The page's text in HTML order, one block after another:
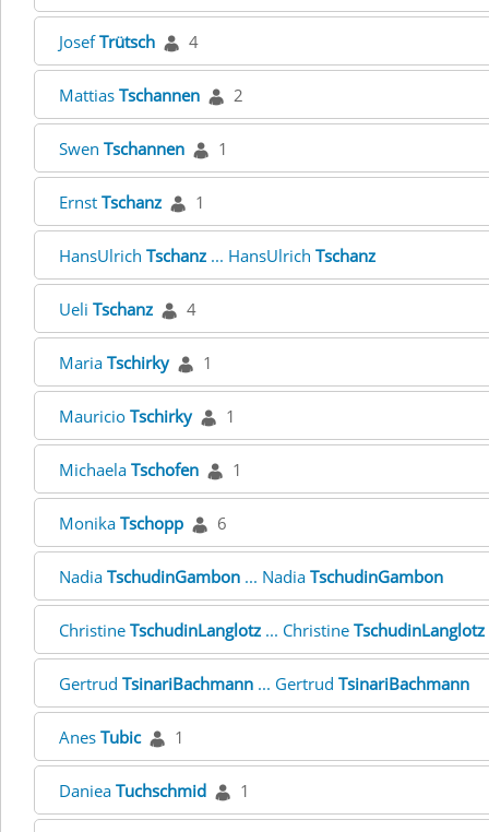
JosefTrütsch 4
Mattias Tschannen 2
Swen Tschannen 1
Ernst Tschanz 1
HansUlrich Tschanz ... HansUlrich Tschanz
Ueli Tschanz 4
Maria Tschirky 1
Mauricio Tschirky 1
Michaela Tschofen 1
Monika Tschopp 6
Nadia TschudinGambon ... Nadia TschudinGambon
Christine TschudinLanglotz ... Christine TschudinLanglotz
Gertrud TsinariBachmann ... Gertrud TsinariBachmann
Anes Tubic 1
Daniea Tuchschmid 1